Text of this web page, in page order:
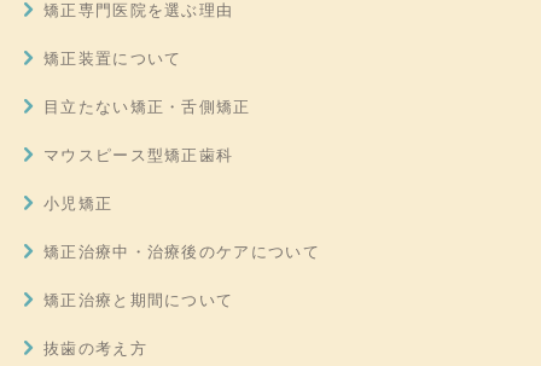
矯正専門医院を選ぶ理由
矯正装置について
目立たない矯正・舌側矯正
マウスピース型矯正歯科
小児矯正
矯正治療中・治療後のケアについて
矯正治療と期間について
抜歯の考え方